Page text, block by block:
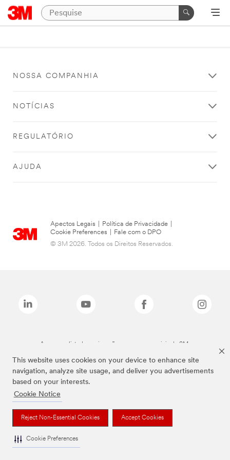
This website uses cookies on your device to enhance site
navigation, analyze site usage, and deliver you advertisements
based on your interests.
Cookie Notice
Reject Non-Essential Cookies Accept Cookies
Cookie Preferences
NOSSA COMPANHIA
NOTÍCIAS
REGULATÓRIO
AJUDA
Apectos Legais Política de Privacidade
Cookie Preferences
Fale com o DPO
© 3M 2026. Todos os Direitos Reservados.
As marcas listadas a cima são marcas comerciais da 3M.